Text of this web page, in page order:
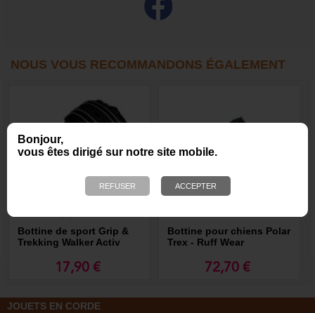
Bonjour,
vous êtes dirigé sur notre site mobile.
NOUS VOUS RECOMMANDONS ÉGALEMENT
Bottine de sport Grip &
Trekking Walker Activ
17,90 €
Bottine pour chiens Polar
Trex - Ruff Wear
72,70 €
JOUETS EN CORDE